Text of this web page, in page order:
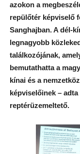
azokon a
repülőtér képviselő
Sanghajban. A dél-
legnagyobb
találkozójának,
bemutathatta a
kínai és a
képviselőinek –
reptérüzemeltető.